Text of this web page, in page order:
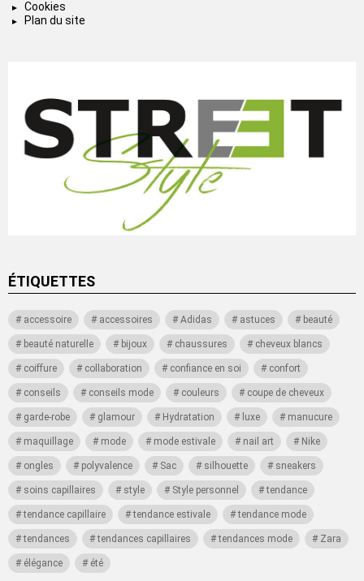
Cookies
Plan du site
ÉTIQUETTES
accessoire accessoires Adidas astuces beauté
beauté naturelle bijoux chaussures cheveux blancs
coiffure collaboration confiance en soi confort
conseils conseils mode couleurs coupe de cheveux
garde-robe glamour Hydratation luxe manucure
maquillage mode mode estivale nail art Nike
ongles polyvalence Sac silhouette sneakers
soins capillaires style Style personnel tendance
tendance capillaire tendance estivale tendance mode
tendances tendances capillaires tendances mode Zara
élégance été